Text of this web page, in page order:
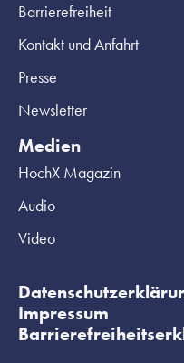
Barrierefreiheit
Kontakt und Anfahrt
Presse
Newsletter
Medien
HochX Magazin
Audio
Video
Impressum